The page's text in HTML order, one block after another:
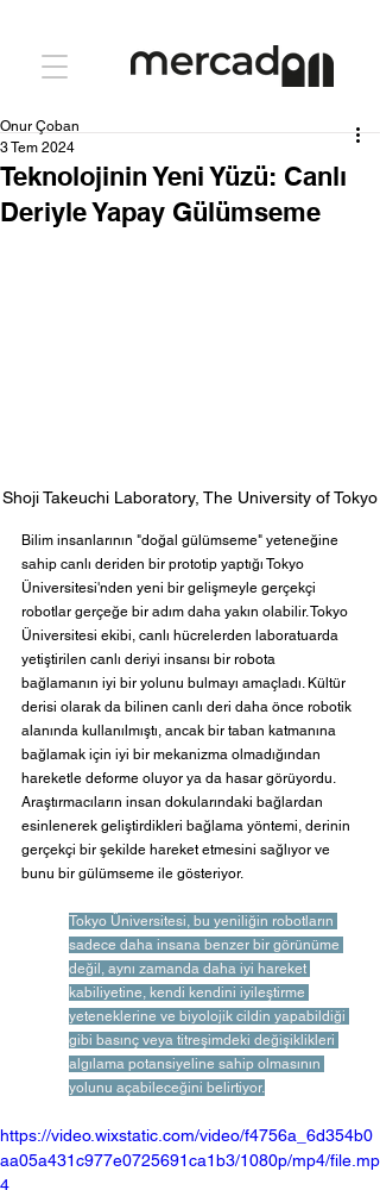
Teknolojinin Yeni Yüzü: Canlı
Deriyle Yapay Gülümseme
Onur Çoban
3 Tem 2024
Shoji Takeuchi Laboratory, The University of Tokyo
Bilim insanlarının "doğal gülümseme" yeteneğine
sahip canlı deriden bir prototip yaptığı Tokyo
Üniversitesi'nden yeni bir gelişmeyle gerçekçi
robotlar gerçeğe bir adım daha yakın olabilir. Tokyo
Üniversitesi ekibi, canlı hücrelerden laboratuarda
yetiştirilen canlı deriyi insansı bir robota
bağlamanın iyi bir yolunu bulmayı amaçladı. Kültür
derisi olarak da bilinen canlı deri daha önce robotik
alanında kullanılmıştı, ancak bir taban katmanına
bağlamak için iyi bir mekanizma olmadığından
hareketle deforme oluyor ya da hasar görüyordu.
Araştırmacıların insan dokularındaki bağlardan
esinlenerek geliştirdikleri bağlama yöntemi, derinin
gerçekçi bir şekilde hareket etmesini sağlıyor ve
bunu bir gülümseme ile gösteriyor.
Tokyo Üniversitesi, bu yeniliğin robotların
sadece daha insana benzer bir görünüme
değil, aynı zamanda daha iyi hareket
kabiliyetine, kendi kendini iyileştirme
yeteneklerine ve biyolojik cildin yapabildiği
gibi basınç veya titreşimdeki değişiklikleri
algılama potansiyeline sahip olmasının
yolunu açabileceğini belirtiyor.
https://video.wixstatic.com/video/f4756a_6d354b0
aa05a431c977e0725691ca1b3/1080p/mp4/file.mp
4